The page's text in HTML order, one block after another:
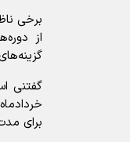
برخی
از
گفتنی
برای